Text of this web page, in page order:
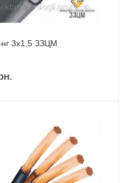
3х1,5 ЗЗЦМ